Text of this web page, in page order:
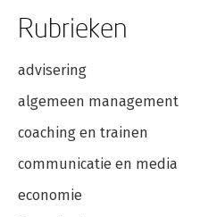
Rubrieken
advisering
algemeen management
coaching en trainen
communicatie en media
economie